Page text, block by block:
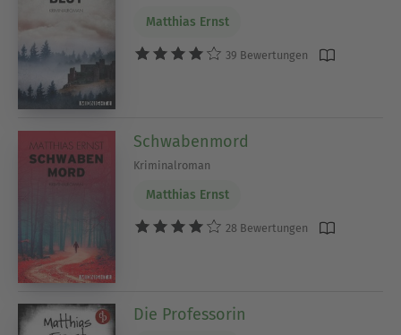
Matthias Ernst
39 Bewertungen
Schwabenmord
Kriminalroman
Matthias Ernst
28 Bewertungen
Die Professorin